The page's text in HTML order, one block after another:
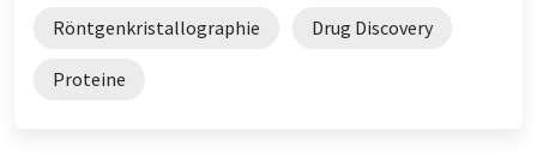
Röntgenkristallographie Drug Discovery
Proteine